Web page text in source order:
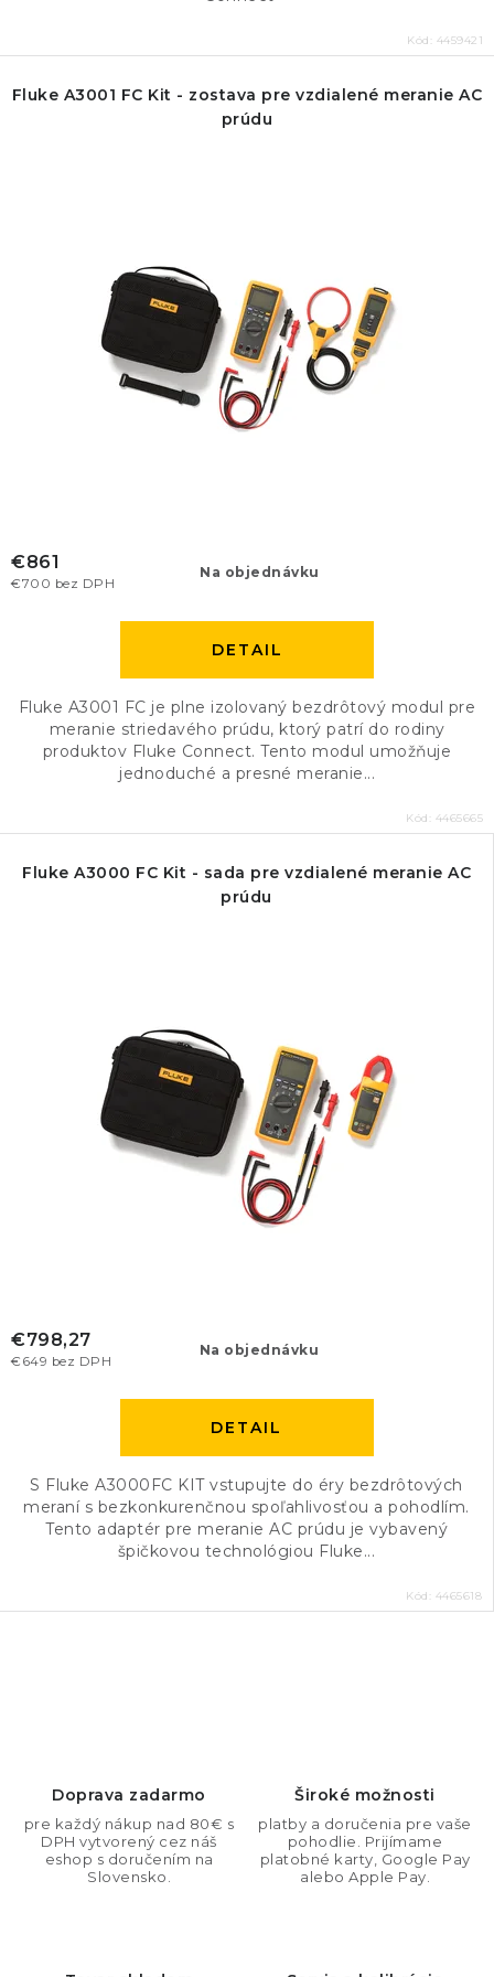
Kód: 4459421
Fluke A3001 FC Kit - zostava pre vzdialené meranie AC
prúdu
Na objednávku
€700 bez DPH
€861
DETAIL
Fluke A3001 FC je plne izolovaný bezdrôtový modul pre
meranie striedavého prúdu, ktorý patrí do rodiny
produktov Fluke Connect. Tento modul umožňuje
jednoduché a presné meranie...
Kód: 4465665
Fluke A3000 FC Kit - sada pre vzdialené meranie AC
prúdu
Na objednávku
€649 bez DPH
€798,27
DETAIL
S Fluke A3000FC KIT vstupujte do éry bezdrôtových
meraní s bezkonkurenčnou spoľahlivosťou a pohodlím.
Tento adaptér pre meranie AC prúdu je vybavený
špičkovou technológiou Fluke...
Kód: 4465618
Doprava zadarmo
pre každý nákup nad 80€ s
DPH vytvorený cez náš
eshop s doručením na
Slovensko.
Široké možnosti
platby a doručenia pre vaše
pohodlie. Prijímame
platobné karty, Google Pay
alebo Apple Pay.